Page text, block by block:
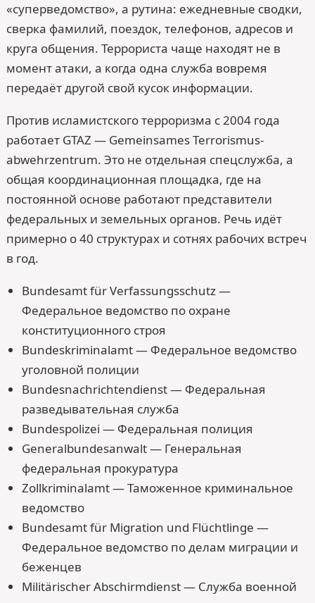
«суперведомство», а рутина: ежедневные сводки,
сверка фамилий, поездок, телефонов, адресов и
круга общения. Террориста чаще находят не в
момент атаки, а когда одна служба вовремя
передаёт другой свой кусок информации.
Против исламистского терроризма с 2004 года
работает GTAZ — Gemeinsames Terrorismus­
abwehrzentrum. Это не отдельная спецслужба, а
общая координационная площадка, где на
постоянной основе работают представители
федеральных и земельных органов. Речь идёт
примерно о 40 структурах и сотнях рабочих встреч
в год.
Bundesamt für Verfassungs­schutz —
Федеральное ведомство по охране
конституционного строя
Bundes­kriminalamt — Федеральное ведомство
уголовной полиции
Bundes­nachrichten­dienst — Федеральная
разведывательная служба
Bundespolizei — Федеральная полиция
General­bundesanwalt — Генеральная
федеральная прокуратура
Zollkriminalamt — Таможенное криминальное
ведомство
Bundesamt für Migration und Flüchtlinge —
Федеральное ведомство по делам миграции и
беженцев
Militärischer Abschirmdienst — Служба военной